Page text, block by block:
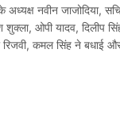
अध्यक्ष नवीन जाजोदिया,
शुक्ला, ओपी यादव, दिलीप
रिजवी, कमल सिंह ने बधाई